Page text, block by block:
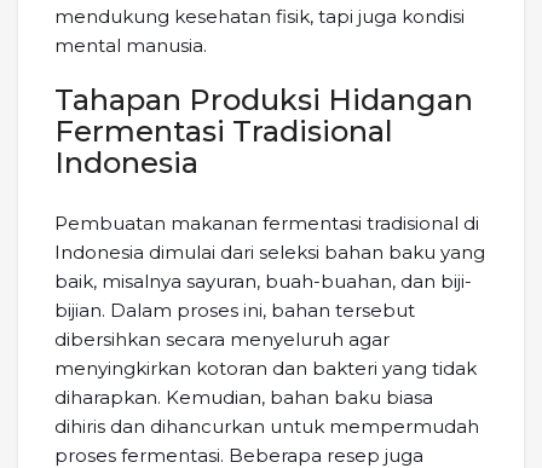
mendukung kesehatan fisik, tapi juga kondisi
mental manusia.
Tahapan Produksi Hidangan
Fermentasi Tradisional
Indonesia
Pembuatan makanan fermentasi tradisional di
Indonesia dimulai dari seleksi bahan baku yang
baik, misalnya sayuran, buah-buahan, dan biji-
bijian. Dalam proses ini, bahan tersebut
dibersihkan secara menyeluruh agar
menyingkirkan kotoran dan bakteri yang tidak
diharapkan. Kemudian, bahan baku biasa
dihiris dan dihancurkan untuk mempermudah
proses fermentasi. Beberapa resep juga